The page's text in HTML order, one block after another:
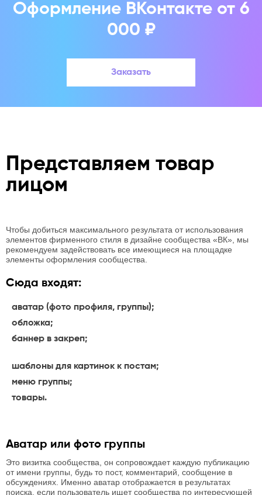
Оформление ВКонтакте от 6
000 ₽
Заказать
Представляем товар
лицом
Чтобы добиться максимального результата от использования
элементов фирменного стиля в дизайне сообщества «ВК», мы
рекомендуем задействовать все имеющиеся на площадке
элементы оформления сообщества.
Сюда входят:
аватар (фото профиля, группы);
обложка;
баннер в закреп;
шаблоны для картинок к постам;
меню группы;
товары.
Аватар или фото группы
Это визитка сообщества, он сопровождает каждую публикацию
от имени группы, будь то пост, комментарий, сообщение в
обсуждениях. Именно аватар отображается в результатах
поиска, если пользователь ищет сообщества по интересующей